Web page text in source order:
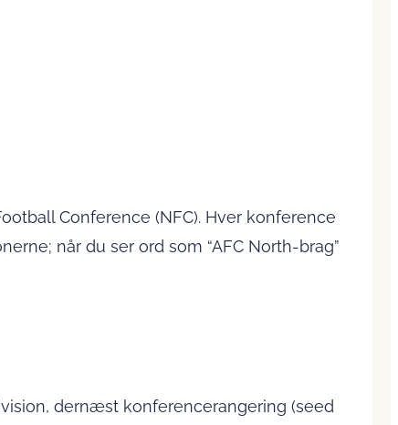
Conference (NFC). Hver konference
når du ser ord som “AFC North-brag”
dernæst konferencerangering (seed